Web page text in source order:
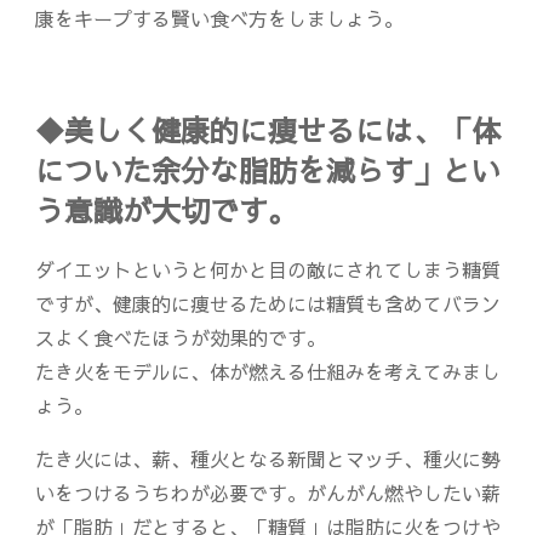
康をキープする賢い食べ方をしましょう。
◆美しく健康的に痩せるには、「体
についた余分な脂肪を減らす」とい
う意識が大切です。
ダイエットというと何かと目の敵にされてしまう糖質
ですが、健康的に痩せるためには糖質も含めてバラン
スよく食べたほうが効果的です。
たき火をモデルに、体が燃える仕組みを考えてみまし
ょう。
たき火には、薪、種火となる新聞とマッチ、種火に勢
いをつけるうちわが必要です。がんがん燃やしたい薪
が「脂肪」だとすると、「糖質」は脂肪に火をつけや